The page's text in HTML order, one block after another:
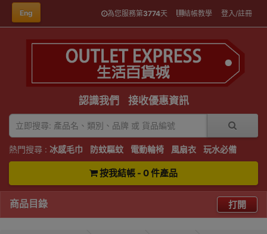
Eng 為您服務第3774天 結帳教學 登入/註冊
認識我們 接收優惠資訊
熱門搜尋 : 冰感毛巾 防蚊驅蚊 電動輪椅 風扇衣 玩水必備
按我結帳 - 0 件產品
商品目錄 打開